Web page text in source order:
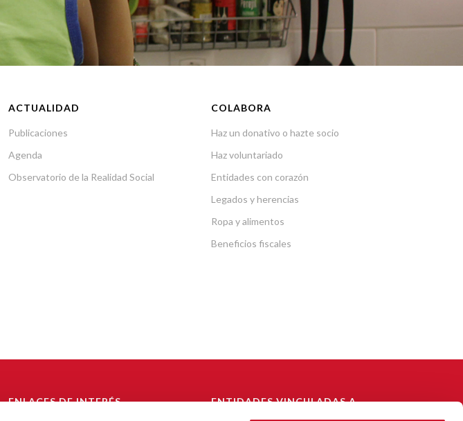
ACTUALIDAD
Publicaciones
Agenda
Observatorio de la Realidad Social
COLABORA
Haz un donativo o hazte socio
Haz voluntariado
Entidades con corazón
Legados y herencias
Ropa y alimentos
Beneficios fiscales
ENLACES DE INTERÉS
ENTIDADES VINCULADAS A